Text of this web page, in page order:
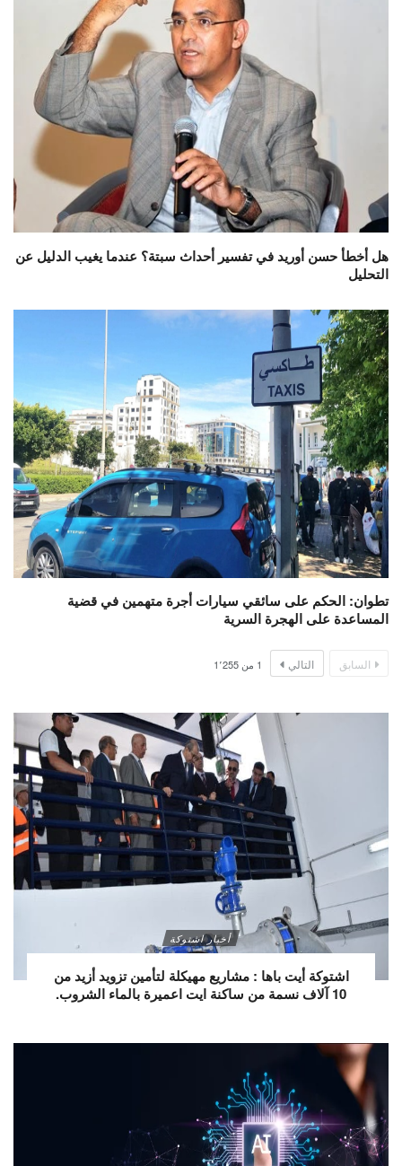
هل أخطأ حسن أوريد في تفسير أحداث سبتة؟ عندما يغيب الدليل عن
التحليل
تطوان: الحكم على سائقي سيارات أجرة متهمين في قضية
المساعدة على الهجرة السرية
السابق التالي 1 من 1٬255
أخبار اشتوكة
اشتوكة أيت باها : مشاريع مهيكلة لتأمين تزويد أزيد من
10 آلاف نسمة من ساكنة ايت اعميرة بالماء الشروب.